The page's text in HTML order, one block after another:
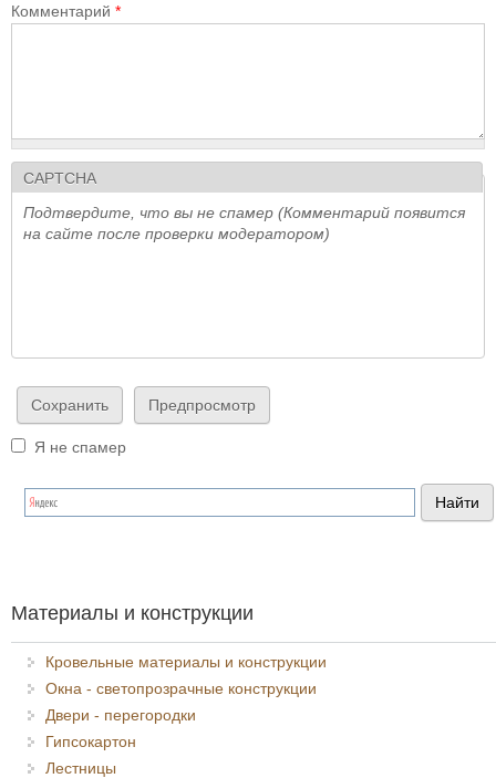
Комментарий *
CAPTCHA
Подтвердите, что вы не спамер (Комментарий появится
на сайте после проверки модератором)
Я не спамер
Я спамер
Материалы и конструкции
Кровельные материалы и конструкции
Окна - светопрозрачные конструкции
Двери - перегородки
Гипсокартон
Лестницы